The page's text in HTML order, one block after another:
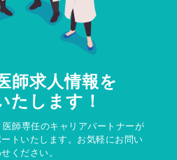
師求人情報を
たします！
師専任のキャリアパートナーが
トいたします。お気軽にお問い
ください。